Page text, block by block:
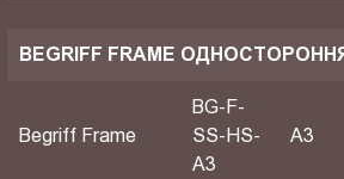
BEGRIFF FRAME
Begriff Frame
BG-F-
SS-HS-
A3
A3